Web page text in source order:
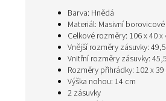
Barva: Hnědá
Materiál: Masivní
Celkové rozměry: 106 x 40 x
Vnější rozměry zásuvky:
Vnitřní rozměry zásuvky:
Rozměry přihrádky: 102 x 39
Výška nohou: 14 cm
2 zásuvky